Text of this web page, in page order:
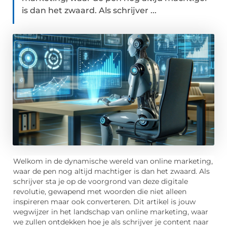
is dan het zwaard. Als schrijver ...
Welkom in de dynamische wereld van online marketing,
waar de pen nog altijd machtiger is dan het zwaard. Als
schrijver sta je op de voorgrond van deze digitale
revolutie, gewapend met woorden die niet alleen
inspireren maar ook converteren. Dit artikel is jouw
wegwijzer in het landschap van online marketing, waar
we zullen ontdekken hoe je als schrijver je content naar